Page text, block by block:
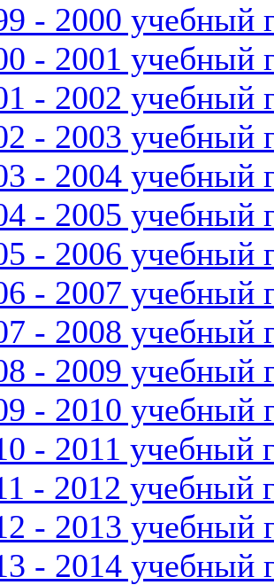
- 2000 учебный
- 2001 учебный
- 2002 учебный
- 2003 учебный
- 2004 учебный
- 2005 учебный
- 2006 учебный
- 2007 учебный
- 2008 учебный
- 2009 учебный
- 2010 учебный
- 2011 учебный
- 2012 учебный
- 2013 учебный
- 2014 учебный